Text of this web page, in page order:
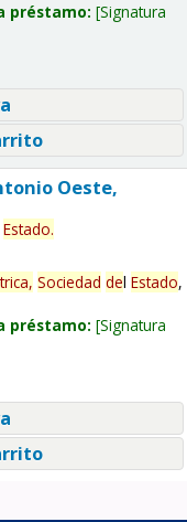
préstamo: Signatura
Oeste,
Estado.
Sociedad del Estado,
préstamo: Signatura